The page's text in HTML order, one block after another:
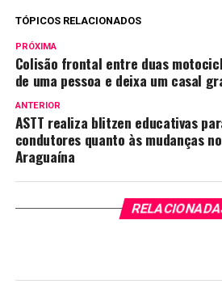
TÓPICOS RELACIONADOS
PRÓXIMA
Colisão frontal entre duas
de uma pessoa e deixa um casal
ANTERIOR
ASTT realiza blitzen educativas
condutores quanto às mudanças
Araguaína